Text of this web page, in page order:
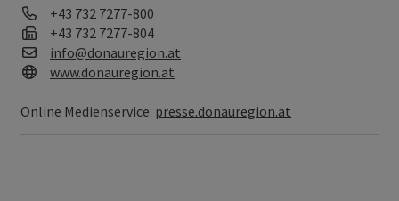
Telefon
+43 732 7277-800
Fax
+43 732 7277-804
E-Mail
info@donauregion.at
Web
www.donauregion.at
Online Medienservice: presse.donauregion.at